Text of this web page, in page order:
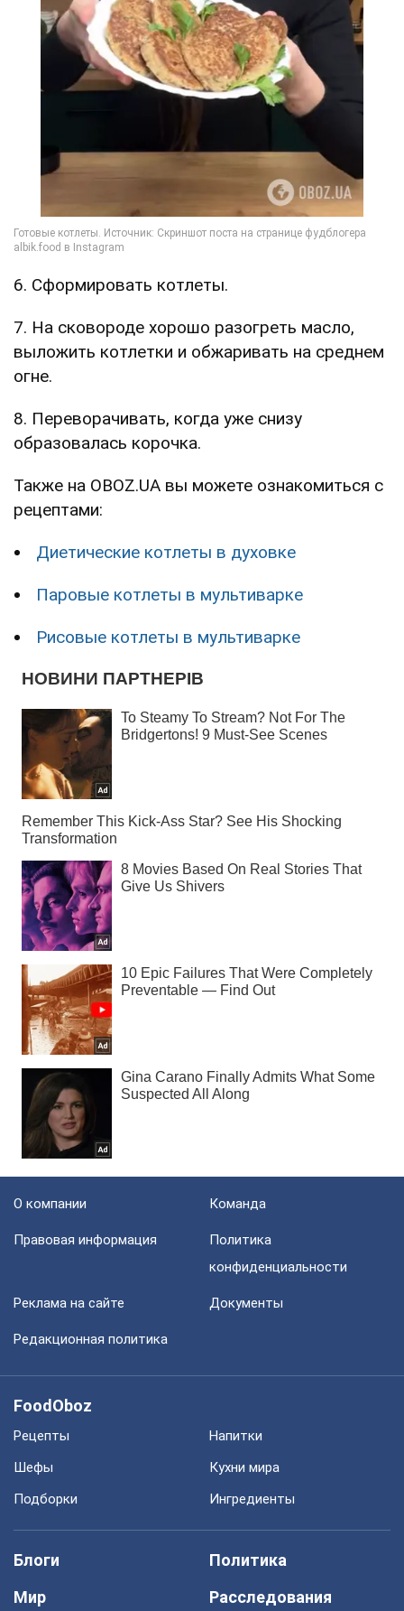
6. Сформировать котлеты.
7. На сковороде хорошо разогреть масло,
выложить котлетки и обжаривать на среднем
огне.
8. Переворачивать, когда уже снизу
образовалась корочка.
Также на OBOZ.UA вы можете ознакомиться с
рецептами:
Диетические котлеты в духовке
Паровые котлеты в мультиварке
Рисовые котлеты в мультиварке
О компании Команда
Правовая информация
Политика
конфиденциальности
Реклама на сайте Документы
Редакционная политика
FoodOboz
Рецепты
Напитки
Шефы
Кухни мира
Подборки
Ингредиенты
Блоги
Политика
Мир
Расследования